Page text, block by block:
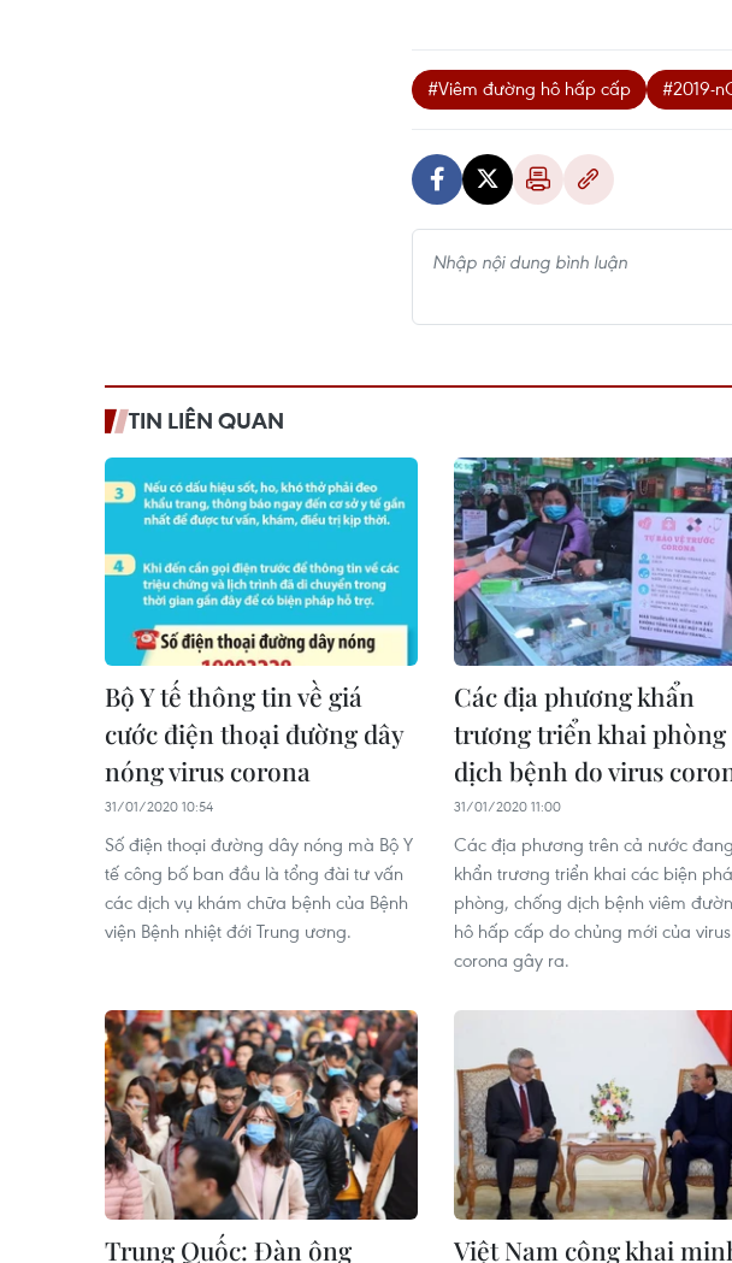
#Viêm đường hô hấp cấp #2019-
TIN LIÊN QUAN
Bộ Y tế thông tin về giá
cước điện thoại đường dây
nóng virus corona
31/01/2020 10:54
Số điện thoại đường dây nóng mà Bộ Y
tế công bố ban đầu là tổng đài tư vấn
các dịch vụ khám chữa bệnh của Bệnh
viện Bệnh nhiệt đới Trung ương.
Các địa phương khẩn
trương triển khai phòng
dịch bệnh do virus
31/01/2020 11:00
Các địa phương trên cả nước đang
khẩn trương triển khai các biện
phòng, chống dịch bệnh viêm
hô hấp cấp do chủng mới của virus
corona gây ra.
Trung Quốc: Đàn ông Việt Nam công khai